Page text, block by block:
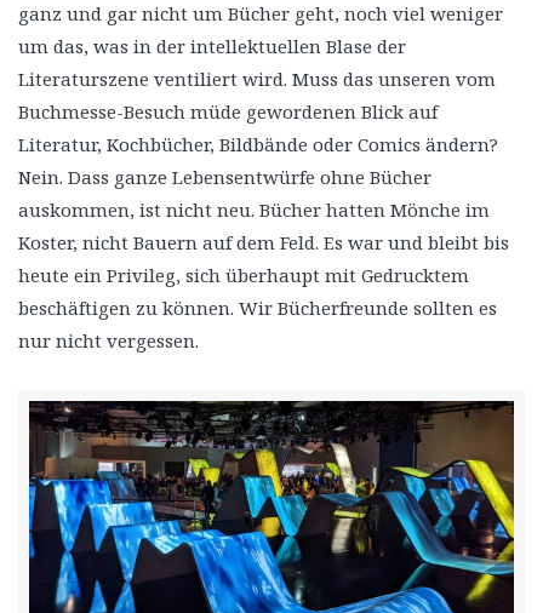
ganz und gar nicht um Bücher geht, noch viel weniger
um das, was in der intellektuellen Blase der
Literaturszene ventiliert wird. Muss das unseren vom
Buchmesse-Besuch müde gewordenen Blick auf
Literatur, Kochbücher, Bildbände oder Comics ändern?
Nein. Dass ganze Lebensentwürfe ohne Bücher
auskommen, ist nicht neu. Bücher hatten Mönche im
Koster, nicht Bauern auf dem Feld. Es war und bleibt bis
heute ein Privileg, sich überhaupt mit Gedrucktem
beschäftigen zu können. Wir Bücherfreunde sollten es
nur nicht vergessen.